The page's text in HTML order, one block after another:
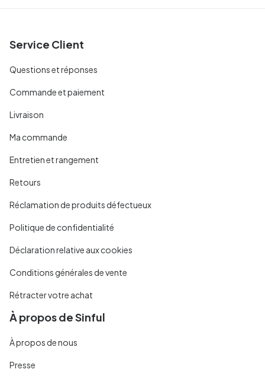
Service Client
Questions et réponses
Commande et paiement
Livraison
Ma commande
Entretien et rangement
Retours
Réclamation de produits défectueux
Politique de confidentialité
Déclaration relative aux cookies
Conditions générales de vente
Rétracter votre achat
À propos de Sinful
À propos de nous
Presse